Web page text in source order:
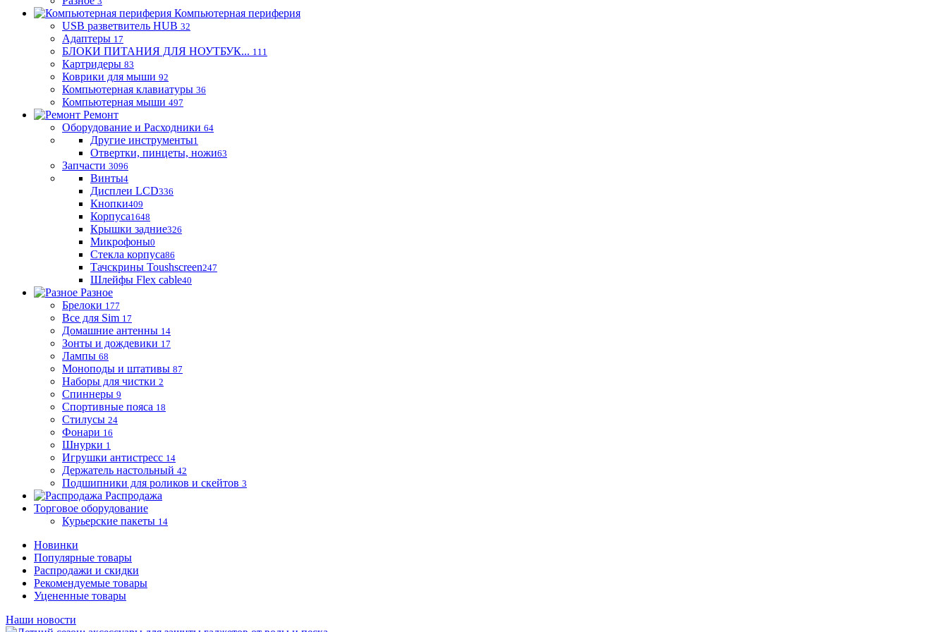
Компьютерная периферия
USB разветвитель HUB 32
Адаптеры 17
БЛОКИ ПИТАНИЯ ДЛЯ НОУТБУК... 111
Картридеры 83
Коврики для мыши 92
Компьютерная клавиатуры 36
Компьютерная мыши 497
Ремонт
Оборудование и Расходники 64
Другие инструменты1
Отвертки, пинцеты, ножи63
Запчасти 3096
Винты4
Дисплеи LCD336
Кнопки409
Корпуса1648
Крышки задние326
Микрофоны0
Стекла корпуса86
Тачскрины Toushscreen247
Шлейфы Flex cable40
Разное
Брелоки 177
Все для Sim 17
Домашние антенны 14
Зонты и дождевики 17
Лампы 68
Моноподы и штативы 87
Наборы для чистки 2
Спиннеры 9
Спортивные пояса 18
Стилусы 24
Фонари 16
Шнурки 1
Игрушки антистресс 14
Держатель настольный 42
Подшипники для роликов и скейтов 3
Распродажа
Торговое оборудование
Курьерские пакеты 14
Новинки
Популярные товары
Распродажи и скидки
Рекомендуемые товары
Уцененные товары
Наши новости